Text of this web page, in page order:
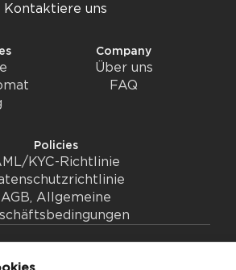
Kontaktiere uns
Company
Über uns
FAQ
Policies
KYC-Richtlinie
AGB, Allgemeine
Ändere deine Cookie-